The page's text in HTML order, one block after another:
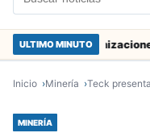
ULTIMO MINUTO Entregaron fibra óptica gratuita a organizaciones sociales de Arica
Inicio Minería Teck
MINERÍA